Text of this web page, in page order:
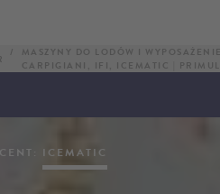
MASZYNY DO LODÓW I
CARPIGIANI, IFI, ICEMATIC |
ICEMATIC